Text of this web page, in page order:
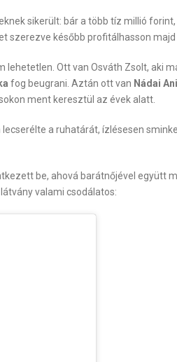
sikerült: bár a több tíz millió
szerezve később profitálhasson majd
lehetetlen. Ott van Osváth Zsolt, aki
fog beugrani. Aztán ott van Nádai
ment keresztül az évek alatt.
a ruhatárát, ízlésesen
be, ahová barátnőjével együtt
valami csodálatos: